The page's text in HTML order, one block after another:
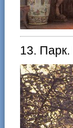
13. Парк.